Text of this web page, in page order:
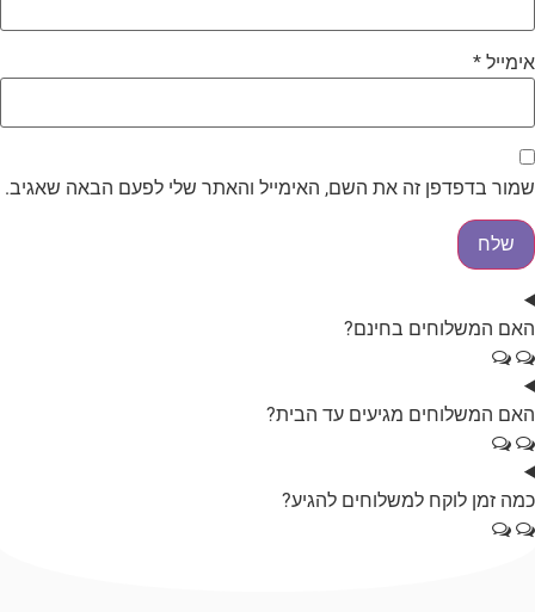
אימייל *
שמור בדפדפן זה את השם, האימייל והאתר שלי לפעם הבאה שאגיב.
האם המשלוחים בחינם?
האם המשלוחים מגיעים עד הבית?
כמה זמן לוקח למשלוחים להגיע?